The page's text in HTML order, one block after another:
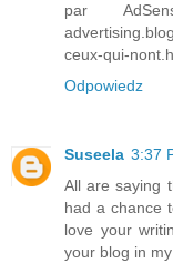
par
ceux-qui-
Odpowiedz
Suseela 3:37
All are saying
had a chance
love your
your blog in